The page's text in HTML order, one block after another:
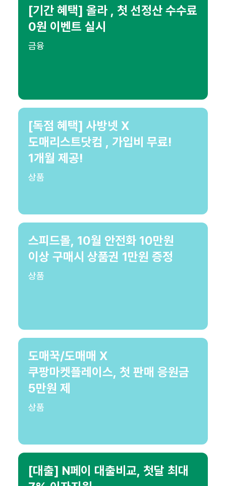
[기간 혜택] 올라 , 첫 선정산 수수료
0원 이벤트 실시
금융
[독점 혜택] 사방넷 X
도매리스트닷컴 , 가입비 무료!
1개월 제공!
상품
스피드몰, 10월 안전화 10만원
이상 구매시 상품권 1만원 증정
상품
도매꾹/도매매 X
쿠팡마켓플레이스, 첫 판매 응원금
5만원 제
상품
[대출] N페이 대출비교, 첫달 최대